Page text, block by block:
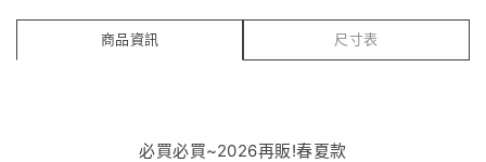
商品資訊 尺寸表
必買必買~2026再販!春夏款